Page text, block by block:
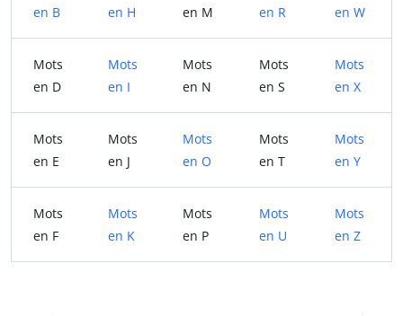
en B
en H
en M
en R
en W
Mots
en D
Mots
en I
Mots
en N
Mots
en S
Mots
en X
Mots
en E
Mots
en J
Mots
en O
Mots
en T
Mots
en Y
Mots
en F
Mots
en K
Mots
en P
Mots
en U
Mots
en Z